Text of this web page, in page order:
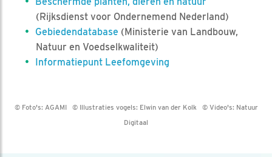
(Rijksdienst voor Ondernemend Nederland)
Gebiedendatabase (Ministerie van Landbouw,
Natuur en Voedselkwaliteit)
Informatiepunt Leefomgeving
© Foto's: AGAMI© Illustraties vogels: Elwin van der Kolk © Video's: Natuur
Digitaal